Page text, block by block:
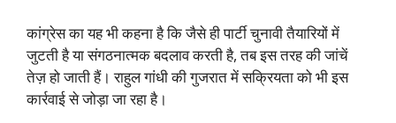
कांग्रेस का यह भी कहना है कि जैसे ही पार्टी चुनावी तैयारियों में
जुटती है या संगठनात्मक बदलाव करती है, तब इस तरह की जांचें
तेज़ हो जाती हैं। राहुल गांधी की गुजरात में सक्रियता को भी इस
कार्रवाई से जोड़ा जा रहा है।